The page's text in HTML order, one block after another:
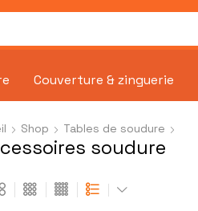
Couverture & zinguerie
Shop Tables de soudure
soudure